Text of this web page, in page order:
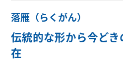
落雁（らくがん）
伝統的な形から今ど
在